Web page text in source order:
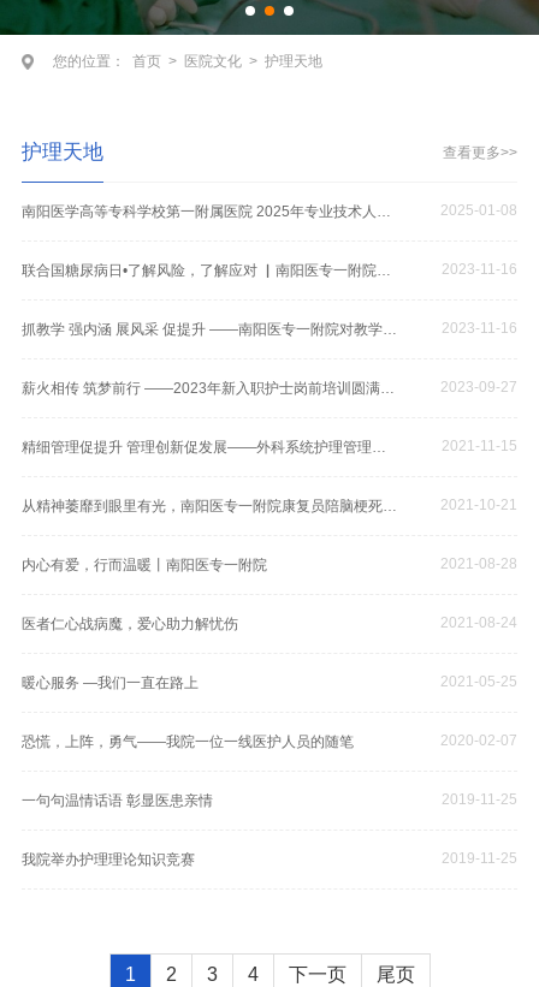
您的位置： 首页 > 医院文化 > 护理天地
护理天地 查看更多>>
南阳医学高等专科学校第一附属医院 2025年专业技术人员招聘报名截止时间公告 2025-01-08
联合国糖尿病日•了解风险，了解应对 ▏南阳医专一附院举行糖友联谊会 2023-11-16
抓教学 强内涵 展风采 促提升 ——南阳医专一附院对教学秘书进行多站式考核 2023-11-16
薪火相传 筑梦前行 ——2023年新入职护士岗前培训圆满结束 2023-09-27
精细管理促提升 管理创新促发展——外科系统护理管理交流会顺利举行 2021-11-15
从精神萎靡到眼里有光，南阳医专一附院康复员陪脑梗死患者度过了黑暗的两个月 2021-10-21
内心有爱，行而温暖丨南阳医专一附院 2021-08-28
医者仁心战病魔，爱心助力解忧伤 2021-08-24
暖心服务 —我们一直在路上 2021-05-25
恐慌，上阵，勇气——我院一位一线医护人员的随笔 2020-02-07
一句句温情话语 彰显医患亲情 2019-11-25
我院举办护理理论知识竞赛 2019-11-25
1 2 3 4 下一页 尾页